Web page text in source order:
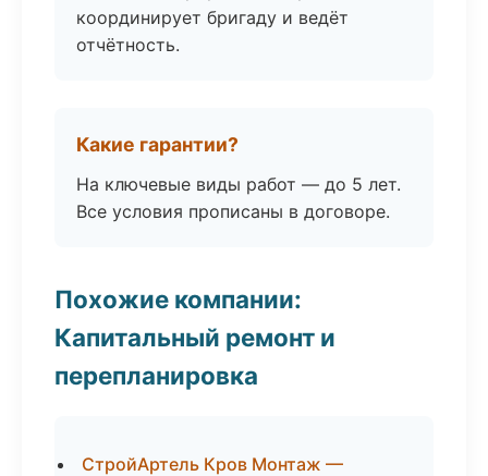
координирует бригаду и ведёт
отчётность.
Какие гарантии?
На ключевые виды работ — до 5 лет.
Все условия прописаны в договоре.
Похожие компании:
Капитальный ремонт и
перепланировка
СтройАртель Кров Монтаж —